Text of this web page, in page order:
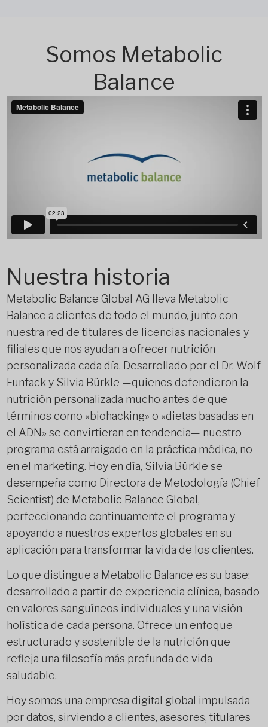
Somos Metabolic
Balance
Nuestra historia
Metabolic Balance Global AG lleva Metabolic
Balance a clientes de todo el mundo, junto con
nuestra red de titulares de licencias nacionales y
filiales que nos ayudan a ofrecer nutrición
personalizada cada día. Desarrollado por el Dr. Wolf
Funfack y Silvia Bürkle —quienes defendieron la
nutrición personalizada mucho antes de que
términos como «biohacking» o «dietas basadas en
el ADN» se convirtieran en tendencia— nuestro
programa está arraigado en la práctica médica, no
en el marketing. Hoy en día, Silvia Bürkle se
desempeña como Directora de Metodología (Chief
Scientist) de Metabolic Balance Global,
perfeccionando continuamente el programa y
apoyando a nuestros expertos globales en su
aplicación para transformar la vida de los clientes.
Lo que distingue a Metabolic Balance es su base:
desarrollado a partir de experiencia clínica, basado
en valores sanguíneos individuales y una visión
holística de cada persona. Ofrece un enfoque
estructurado y sostenible de la nutrición que
refleja una filosofía más profunda de vida
saludable.
Hoy somos una empresa digital global impulsada
por datos, sirviendo a clientes, asesores, titulares